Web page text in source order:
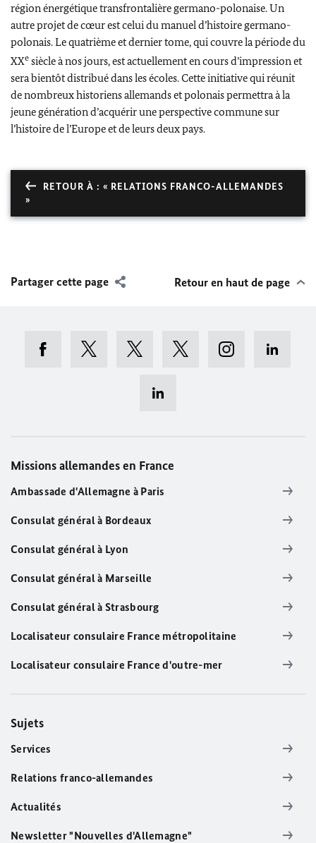
région énergétique transfrontalière germano-polonaise. Un
autre projet de cœur est celui du manuel d’histoire germano-
polonais. Le quatrième et dernier tome, qui couvre la période du
XXesiècle à nos jours, est actuellement en cours d’impression et
sera bientôt distribué dans les écoles. Cette initiative qui réunit
de nombreux historiens allemands et polonais permettra à la
jeune génération d’acquérir une perspective commune sur
l’histoire de l’Europe et de leurs deux pays.
RETOUR À : « RELATIONS FRANCO-ALLEMANDES
»
Partager cette page Retour en haut de page
Missions allemandes en France
Ambassade d'Allemagne à Paris
Consulat général à Bordeaux
Consulat général à Lyon
Consulat général à Marseille
Consulat général à Strasbourg
Localisateur consulaire France métropolitaine
Localisateur consulaire France d'outre-mer
Sujets
Services
Relations franco-allemandes
Actualités
Newsletter "Nouvelles d'Allemagne"